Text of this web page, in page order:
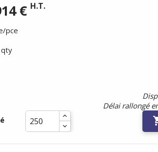
€ H.T.
pce
qty
Délai rallongé